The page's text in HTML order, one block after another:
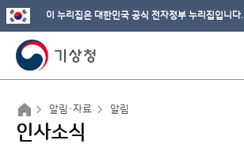
이 누리집은 대한민국 공식 전자정부 누리집입니다.
알림·자료 알림
인사소식